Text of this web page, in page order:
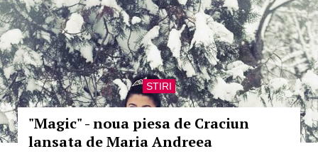
STIRI
"Magic" - noua piesa de Craciun
lansata de Maria Andreea